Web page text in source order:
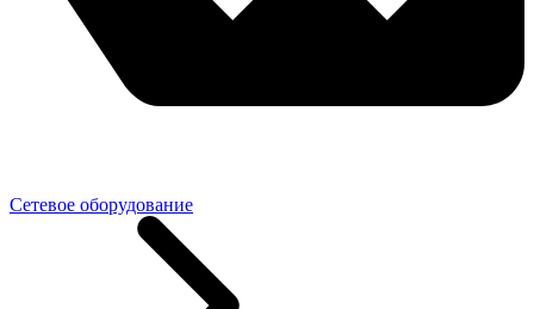
Сетевое оборудование